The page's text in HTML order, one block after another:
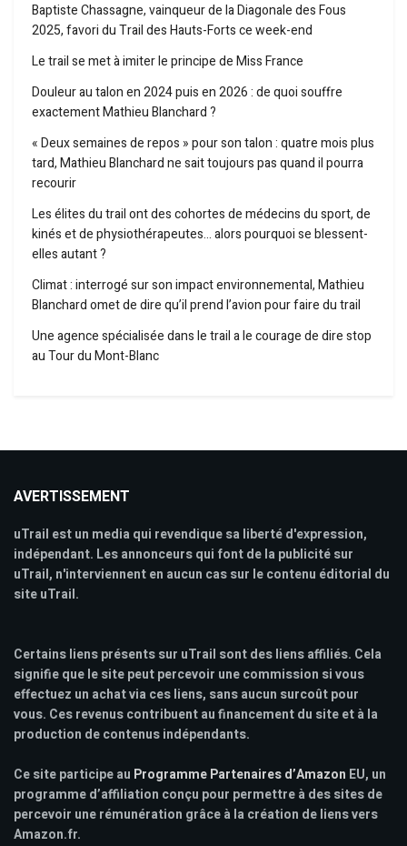
Baptiste Chassagne, vainqueur de la Diagonale des Fous
2025, favori du Trail des Hauts-Forts ce week-end
Le trail se met à imiter le principe de Miss France
Douleur au talon en 2024 puis en 2026 : de quoi souffre
exactement Mathieu Blanchard ?
« Deux semaines de repos » pour son talon : quatre mois plus
tard, Mathieu Blanchard ne sait toujours pas quand il pourra
recourir
Les élites du trail ont des cohortes de médecins du sport, de
kinés et de physiothérapeutes… alors pourquoi se blessent-
elles autant ?
Climat : interrogé sur son impact environnemental, Mathieu
Blanchard omet de dire qu’il prend l’avion pour faire du trail
Une agence spécialisée dans le trail a le courage de dire stop
au Tour du Mont-Blanc
AVERTISSEMENT
uTrail est un media qui revendique sa liberté d'expression,
indépendant. Les annonceurs qui font de la publicité sur
uTrail, n'interviennent en aucun cas sur le contenu éditorial du
site uTrail.
Certains liens présents sur uTrail sont des liens affiliés. Cela
signifie que le site peut percevoir une commission si vous
effectuez un achat via ces liens, sans aucun surcoût pour
vous. Ces revenus contribuent au financement du site et à la
production de contenus indépendants.
Ce site participe au Programme Partenaires d’Amazon EU, un
programme d’affiliation conçu pour permettre à des sites de
percevoir une rémunération grâce à la création de liens vers
Amazon.fr.